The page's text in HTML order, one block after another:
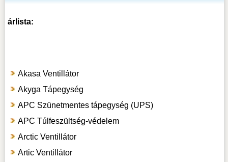
árlista:
Akasa Ventillátor
Akyga Tápegység
APC Szünetmentes tápegység (UPS)
APC Túlfeszültség-védelem
Arctic Ventillátor
Artic Ventillátor